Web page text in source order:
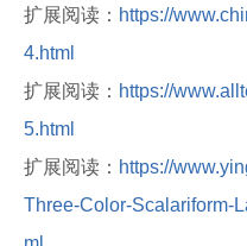
扩展阅读： https://
4.html
扩展阅读： https://
5.html
扩展阅读： https://
Three-Color-Scalariform-